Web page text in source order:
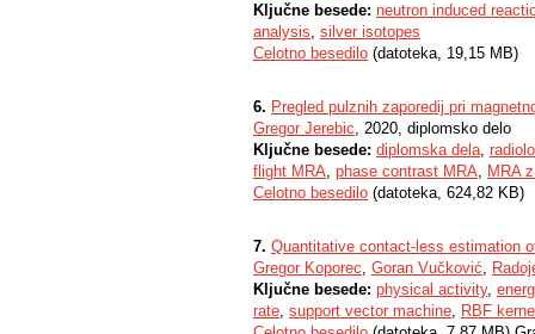
Ključne besede: neutron induced
analysis, silver isotopes
Celotno besedilo (datoteka, 19,15 MB)
6. Pregled pulznih zaporedij pri
Gregor Jerebic, 2020, diplomsko delo
Ključne besede: diplomska dela,
flight MRA, phase contrast MRA, MRA
Celotno besedilo (datoteka, 624,82 KB)
7. Quantitative contact-less estimation
Gregor Koporec, Goran Vučković,
Ključne besede: physical activity,
rate, support vector machine, RBF